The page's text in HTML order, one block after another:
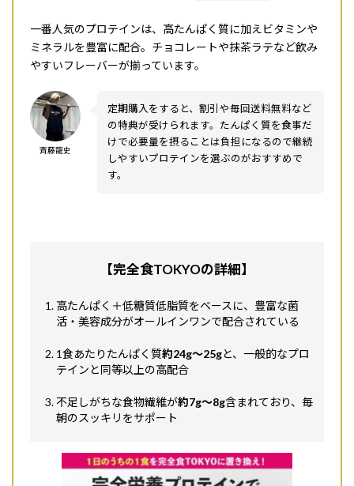
一番人気のプロテインは、高たんぱく質に加えビタミンや
ミネラルを豊富に配合。チョコレートや抹茶ラテなど飲み
やすいフレーバーが揃っています。
斉藤龍史
定期購入をすると、割引や毎回送料無料など
の特典が受けられます。たんぱく質を食事だ
けで必要量を摂ることは負担になるので継続
しやすいプロテインを選ぶのがおすすめで
す。
【完全食TOKYOの詳細】
高たんぱく＋低糖質低脂質をベースに、豊富な菌
活・美容成分がオールインワンで配合されている
1食あたりたんぱく質約24g〜25gと、一般的なプロ
テインと同等以上の高配合
不足しがちな食物繊維が約7g〜8g含まれており、毎
朝のスッキリをサポート